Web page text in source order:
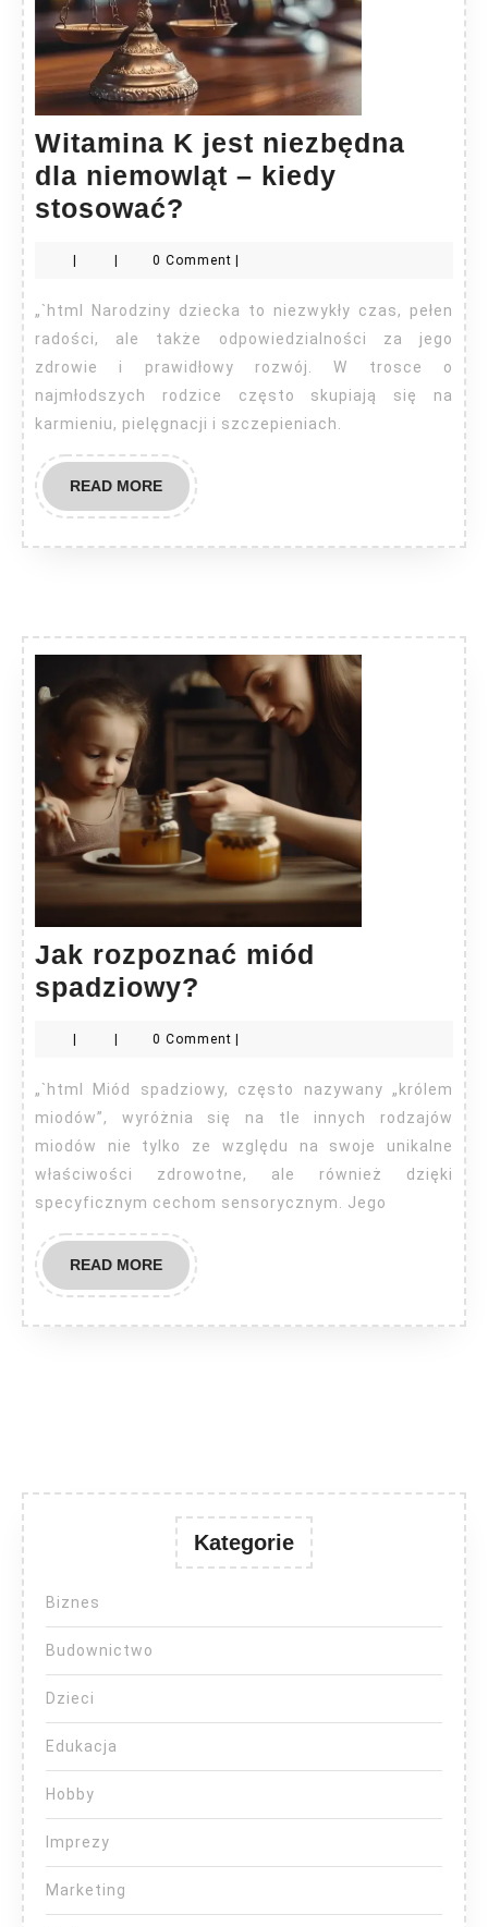
Witamina K jest niezbędna
dla niemowląt – kiedy
stosować?
jest
niezbędna
dla
niemowląt
–
kiedy
stosować?
| | 0 Comment |
„`html Narodziny dziecka to niezwykły czas, pełen
radości, ale także odpowiedzialności za jego
zdrowie i prawidłowy rozwój. W trosce o
najmłodszych rodzice często skupiają się na
karmieniu, pielęgnacji i szczepieniach.
READ MOREREAD
MORE
Jak rozpoznać miód
spadziowy?
miód
spadziowy?
0 Comment
„`html Miód spadziowy, często nazywany „królem
miodów”, wyróżnia się na tle innych rodzajów
miodów nie tylko ze względu na swoje unikalne
właściwości zdrowotne, ale również dzięki
specyficznym cechom sensorycznym. Jego
READ MOREREAD
MORE
Kategorie
Biznes
Budownictwo
Dzieci
Edukacja
Hobby
Imprezy
Marketing